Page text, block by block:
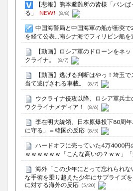
【悲報】熊本避難所の皆様「パン
る」
NEW! (8/8)
中国海警局と中国海軍の船が衝突
を経て公表…南シナ海でフィリピン船を
【動画】ロシア軍のドローンをネ
クライナ。
(8/7)
【動画】逃げる判断はやっ！埼玉
当て逃げされる車載。
(8/7)
ウクライナ侵攻以降、ロシア軍兵士
ウクライナメディア！
(8/6)
李在明大統領、日本原爆投下80周
に守る」＝韓国の反応 (8/5)
ハードオフに売っていた4万4000円
ｗｗｗｗｗｗ「こんな高いの？ｗｗ」「
海外「この少年にとって忘れられ
な手術を乗り越えた少年にサプライズ
に対する海外の反応 (5/20)